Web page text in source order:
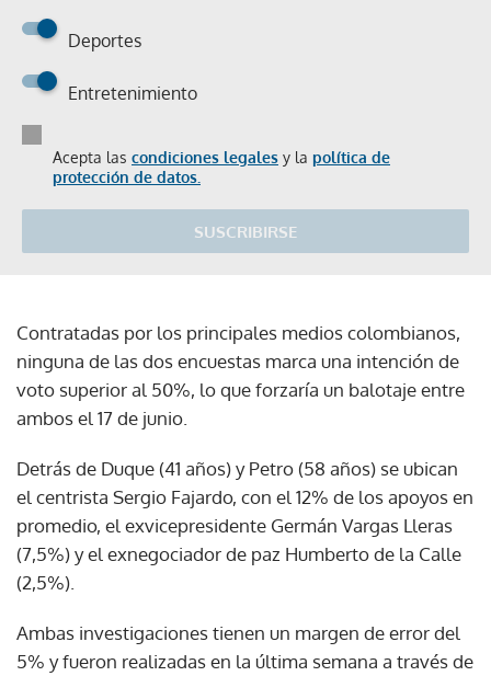
Deportes
Entretenimiento
Acepta las condiciones legales y la política de
protección de datos.
SUSCRIBIRSE
Contratadas por los principales medios colombianos,
ninguna de las dos encuestas marca una intención de
voto superior al 50%, lo que forzaría un balotaje entre
ambos el 17 de junio.
Detrás de Duque (41 años) y Petro (58 años) se ubican
el centrista Sergio Fajardo, con el 12% de los apoyos en
promedio, el exvicepresidente Germán Vargas Lleras
(7,5%) y el exnegociador de paz Humberto de la Calle
(2,5%).
Ambas investigaciones tienen un margen de error del
5% y fueron realizadas en la última semana a través de